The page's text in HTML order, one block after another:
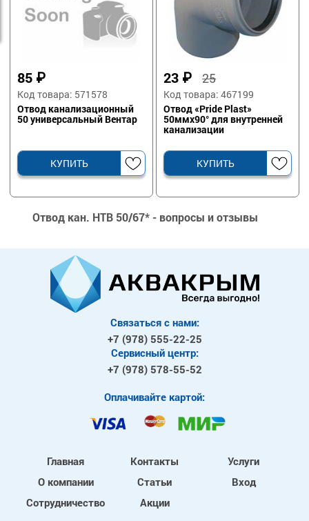
85 ₽
Код товара: 571578
Отвод канализационный
50 универсальный Вентар
КУПИТЬ
23 ₽25
Код товара: 467199
Отвод «Pride Plast»
50ммх90° для внутренней
канализации
КУПИТЬ
Отвод кан. HTB 50/67* - вопросы и отзывы
Связаться с нами:
+7 (978) 555-22-25
Сервисный центр:
+7 (978) 578-55-52
Оплачивайте картой:
Главная
О компании
Сотрудничество
Контакты
Статьи
Акции
Услуги
Вход